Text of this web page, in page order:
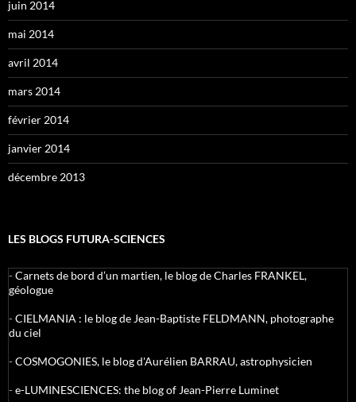
juin 2014
mai 2014
avril 2014
mars 2014
février 2014
janvier 2014
décembre 2013
LES BLOGS FUTURA-SCIENCES
-Carnets de bord d’un martien, le blog de Charles FRANKEL,
géologue
-CIELMANIA : le blog de Jean-Baptiste FELDMANN, photographe
du ciel
-COSMOGONIES, le blog d'Aurélien BARRAU, astrophysicien
-e-LUMINESCIENCES: the blog of Jean-Pierre Luminet